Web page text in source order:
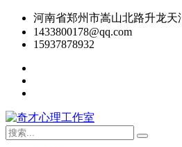
河南省郑州市嵩山北路升龙天
1433800178@qq.com
15937878932